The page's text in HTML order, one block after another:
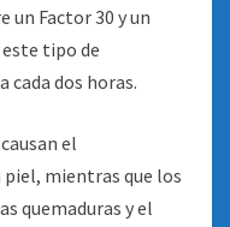
un Factor 30 y un
este tipo de
cada dos horas.
el
mientras que los
quemaduras y el